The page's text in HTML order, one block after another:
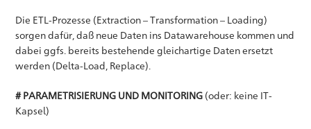
Die ETL-Prozesse (Extraction – Transformation – Loading)
sorgen dafür, daß neue Daten ins Datawarehouse kommen und
dabei ggfs. bereits bestehende gleichartige Daten ersetzt
werden (Delta-Load, Replace).
# PARAMETRISIERUNG UND MONITORING (oder: keine IT-
Kapsel)